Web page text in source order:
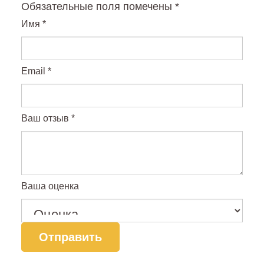
Обязательные поля помечены *
Ваша оценка
Ваш отзыв *
Имя *
Email *